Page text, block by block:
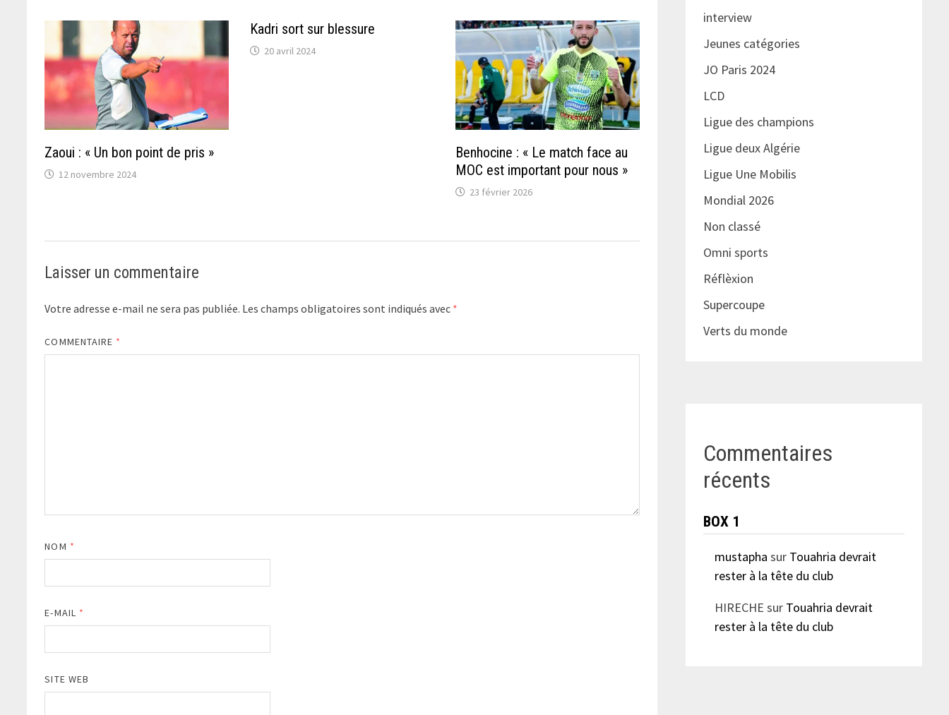
Zaoui : « Un bon point de pris »
12 novembre 2024
Kadri sort sur blessure
20 avril 2024
Benhocine : « Le match face au
MOC est important pour nous »
23 février 2026
Laisser un commentaire
Votre adresse e-mail ne sera pas publiée. Les champs obligatoires sont indiqués avec *
COMMENTAIRE *
NOM *
E-MAIL *
SITE WEB
interview
Jeunes catégories
JO Paris 2024
LCD
Ligue des champions
Ligue deux Algérie
Ligue Une Mobilis
Mondial 2026
Non classé
Omni sports
Réflèxion
Supercoupe
Verts du monde
Commentaires
récents
BOX 1
mustapha sur Touahria devrait
rester à la tête du club
HIRECHE sur Touahria devrait
rester à la tête du club